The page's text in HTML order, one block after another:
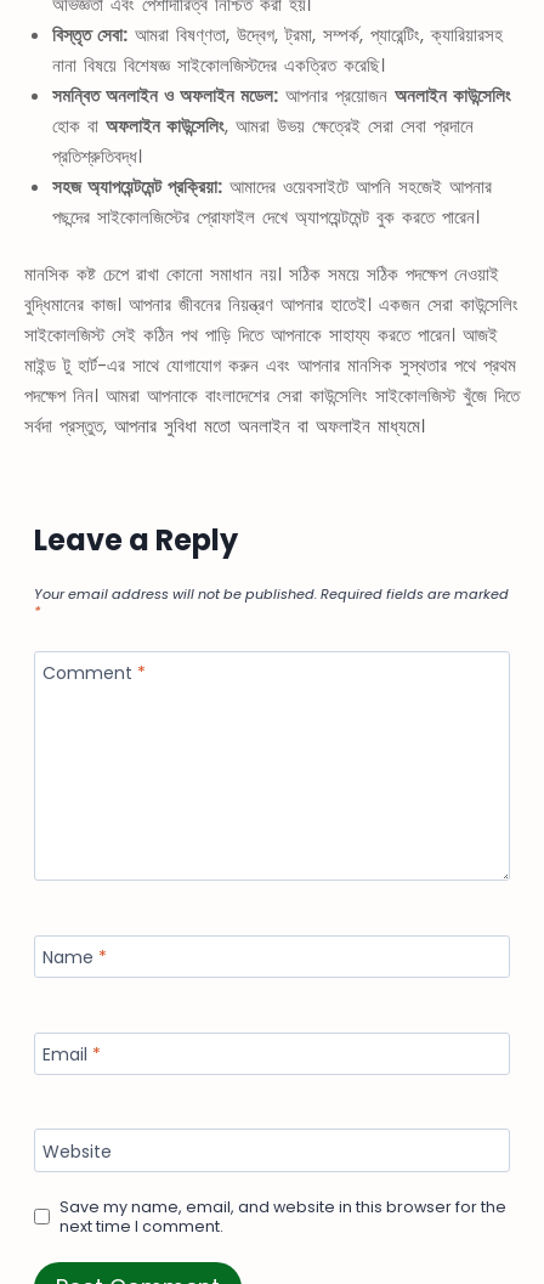
বিস্তৃত সেবা:আমরা বিষণ্ণতা, উদ্বেগ, ট্রমা, সম্পর্ক, প্যারেন্টিং, ক্যারিয়ারসহ
নানা বিষয়ে বিশেষজ্ঞ সাইকোলজিস্টদের একত্রিত করেছি।
সমন্বিত অনলাইন ও অফলাইন মডেল:আপনার প্রয়োজন অনলাইন কাউন্সেলিং
হোক বা অফলাইন কাউন্সেলিং, আমরা উভয় ক্ষেত্রেই সেরা সেবা প্রদানে
প্রতিশ্রুতিবদ্ধ।
সহজ অ্যাপয়েন্টমেন্ট প্রক্রিয়া:আমাদের ওয়েবসাইটে আপনি সহজেই আপনার
পছন্দের সাইকোলজিস্টের প্রোফাইল দেখে অ্যাপয়েন্টমেন্ট বুক করতে পারেন।
মানসিক কষ্ট চেপে রাখা কোনো সমাধান নয়। সঠিক সময়ে সঠিক পদক্ষেপ নেওয়াই
বুদ্ধিমানের কাজ। আপনার জীবনের নিয়ন্ত্রণ আপনার হাতেই। একজন সেরা কাউন্সেলিং
সাইকোলজিস্ট সেই কঠিন পথ পাড়ি দিতে আপনাকে সাহায্য করতে পারেন। আজই
মাইন্ড টু হার্ট-এর সাথে যোগাযোগ করুন এবং আপনার মানসিক সুস্থতার পথে প্রথম
পদক্ষেপ নিন। আমরা আপনাকে বাংলাদেশের সেরা কাউন্সেলিং সাইকোলজিস্ট খুঁজে দিতে
সর্বদা প্রস্তুত, আপনার সুবিধা মতো অনলাইন বা অফলাইন মাধ্যমে।
Leave a Reply
Your email address will not be published.Required fields are marked
*
Comment *
Name *
Email *
Website
Save my name, email, and website in this browser for the
next time I comment.